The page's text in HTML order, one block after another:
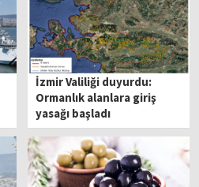
İzmir Valiliği duyurdu:
Ormanlık alanlara giriş
yasağı başladı